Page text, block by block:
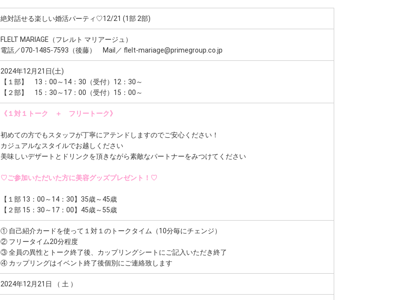
絶対話せる楽しい婚活パーティ♡12/21 (1部 2部)
FLELT MARIAGE（フレルト マリアージュ）
電話／070-1485-7593（後藤） Mail／ flelt-mariage@primegroup.co.jp
2024年12月21日(土)
【１部】 13：00～14：30（受付）12：30～
【２部】 15：30～17：00（受付）15：00～
《１対１トーク ＋ フリートーク》
初めての方でもスタッフが丁寧にアテンドしますのでご安心ください！
カジュアルなスタイルでお越しください
美味しいデザートとドリンクを頂きながら素敵なパートナーをみつけてください
♡ご参加いただいた方に美容グッズプレゼント！♡
【１部 13：00～14：30】35歳～45歳
【２部 15：30～17：00】45歳～55歳
① 自己紹介カードを使って１対１のトークタイム（10分毎にチェンジ）
② フリータイム20分程度
③ 全員の異性とトーク終了後、カップリングシートにご記入いただき終了
④ カップリングはイベント終了後個別にご連絡致します
2024年12月21日 （ 土 ）